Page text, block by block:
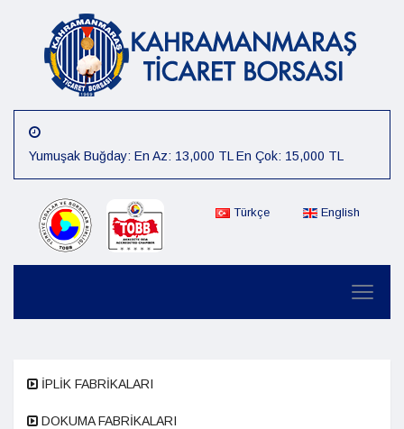
Yumuşak Buğday: En Az: 13,000 TL En Çok: 15,000 TL
Arpa: En Az: 15,000 TL En Çok: 16,000 TL
Mısır: En Az: 12,000 TL En Çok: 14,000 TL
Çiğit: En Az: 12,000 TL En Çok: 14,000 TL
Preseli Pamuk: En Az: 80,000 TL En Çok: 85,000 TL
Kütlü Pamuk: En Az: 40,000 TL En Çok: 45,000 TL
06.08.2026 Günlük Fiyat :Sert Buğday: En Az: 15,000 TL En
Türkçe English
İPLİK FABRİKALARI
DOKUMA FABRİKALARI